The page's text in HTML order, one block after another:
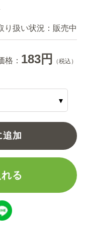
り扱い状況： 販売中
格： 183円 （税込）
追加
る